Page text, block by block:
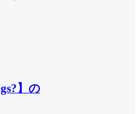
】の